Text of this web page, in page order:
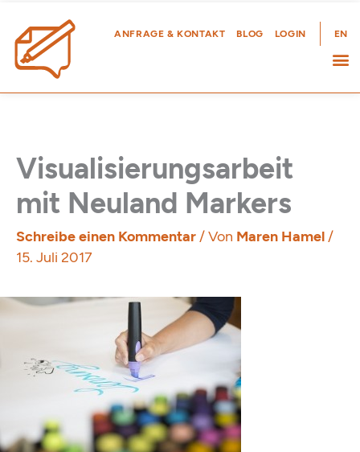
Inhalt
springen
ANFRAGE & KONTAKT BLOG LOGIN EN
Visualisierungsarbeit
mit Neuland Markers
Schreibe einen Kommentar/ Von Maren Hamel/
15. Juli 2017